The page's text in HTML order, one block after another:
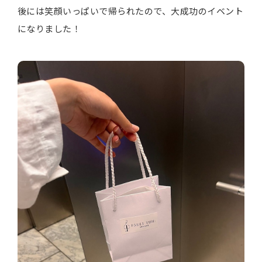
後には笑顔いっぱいで帰られたので、大成功のイベント
になりました！